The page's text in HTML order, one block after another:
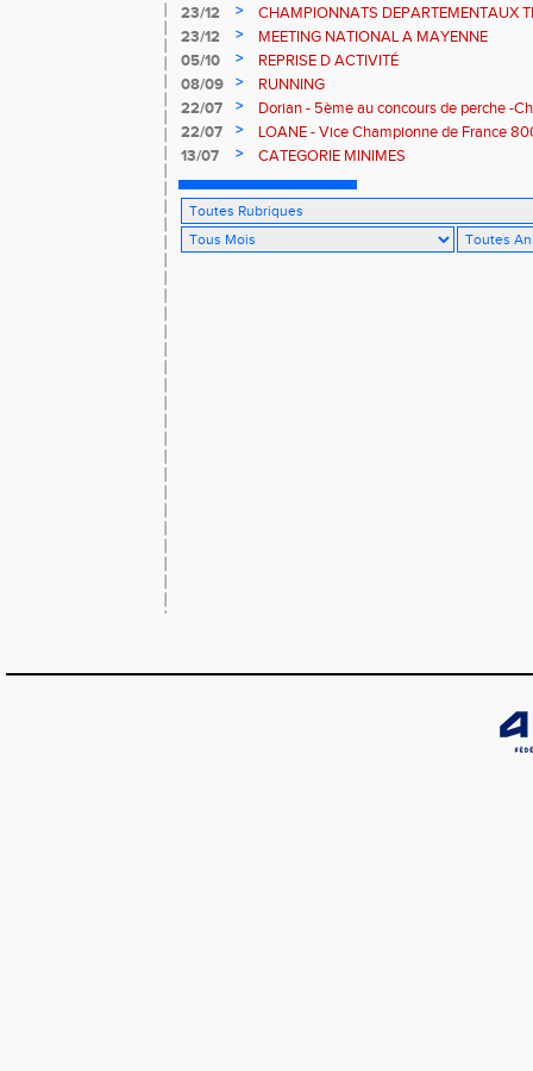
23/12
>
CHAMPIONNATS DEPARTEMENTAUX
VENDESPACE
23/12 >
MEETING NATIONAL A MAYENNE
05/10
>
REPRISE D ACTIVITÉ
08/09
>
RUNNING
22/07
>
Dorian - 5ème au concours de perche -
22/07
>
LOANE - Vice Championne de France
13/07
> CATEGORIE MINIMES